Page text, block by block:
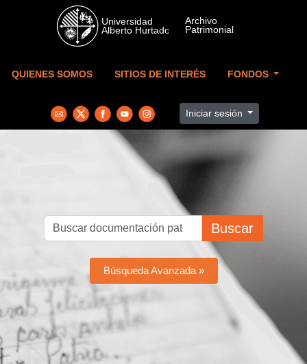
Skip to main content
QUIENES SOMOS SITIOS DE INTERÉS FONDOS
Iniciar sesión
Buscar
Búsqueda Avanzada »